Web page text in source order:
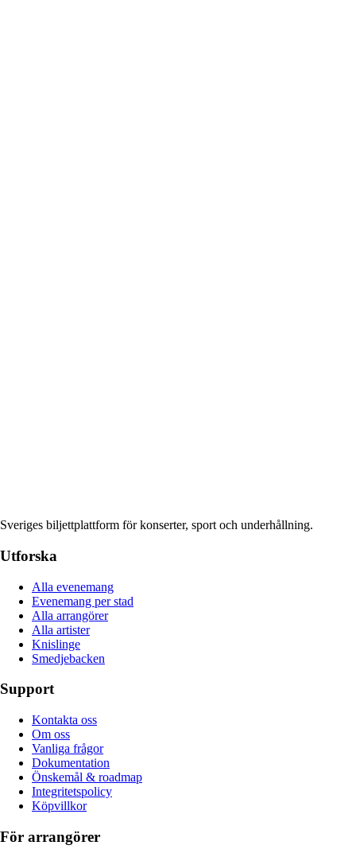
Sveriges biljettplattform för konserter, sport och underhållning.
Utforska
Alla evenemang
Evenemang per stad
Alla arrangörer
Alla artister
Knislinge
Smedjebacken
Support
Kontakta oss
Om oss
Vanliga frågor
Dokumentation
Önskemål & roadmap
Integritetspolicy
Köpvillkor
För arrangörer